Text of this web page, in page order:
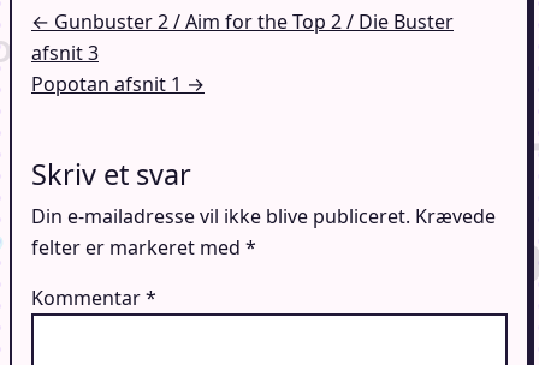
Indlægsnavigation
← Gunbuster 2 / Aim for the Top 2 / Die Buster
afsnit 3
Popotan afsnit 1 →
Skriv et svar
Din e-mailadresse vil ikke blive publiceret. Krævede
felter er markeret med *
Kommentar*